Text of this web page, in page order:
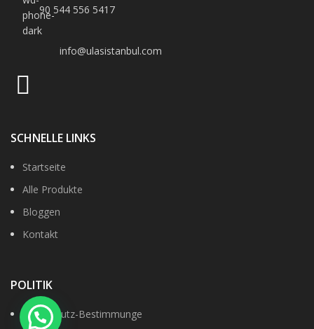
90 544 556 5417
info@ulasistanbul.com
SCHNELLE LINKS
Startseite
Alle Produkte
Bloggen
Kontakt
POLITIK
Datenshutz-Bestimmunge